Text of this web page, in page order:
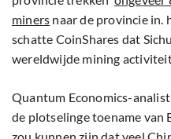
miners naar de provincie in.
schatte CoinShares dat
wereldwijde mining
Quantum Economics-
de plotselinge toename van